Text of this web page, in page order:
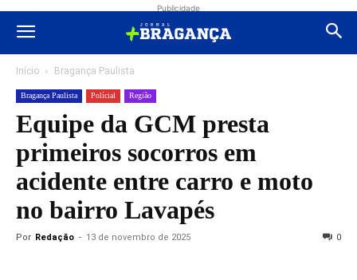
Publicidade
Início Bragança Paulista
Bragança Paulista Polícial Região
Equipe da GCM presta
primeiros socorros em
acidente entre carro e moto
no bairro Lavapés
Por Redação - 13 de novembro de 2025 0